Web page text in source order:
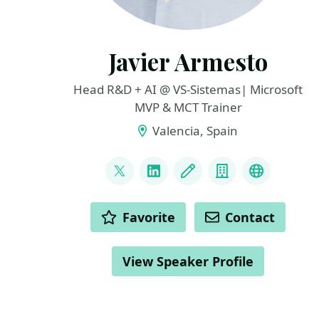
Javier Armesto
Head R&D + AI @ VS-Sistemas| Microsoft
MVP & MCT Trainer
Valencia, Spain
@javiarmesto
LinkedInBlog CompanyYoutube
ACTIONS Favorite Contact
View Speaker Profile